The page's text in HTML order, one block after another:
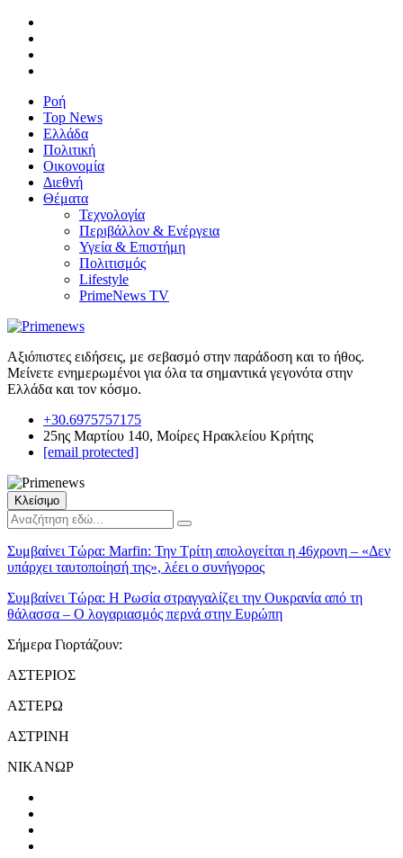
Ροή
Top News
Ελλάδα
Πολιτική
Οικονομία
Διεθνή
Θέματα
Τεχνολογία
Περιβάλλον & Ενέργεια
Υγεία & Επιστήμη
Πολιτισμός
Lifestyle
PrimeNews TV
Αξιόπιστες ειδήσεις, με σεβασμό στην παράδοση και το ήθος.
Μείνετε ενημερωμένοι για όλα τα σημαντικά γεγονότα στην
Ελλάδα και τον κόσμο.
+30.6975757175
25ης Μαρτίου 140, Μοίρες Ηρακλείου Κρήτης
[email protected]
Κλείσιμο
Συμβαίνει Τώρα: Marfin: Την Τρίτη απολογείται η 46χρονη – «Δεν
υπάρχει ταυτοποίησή της», λέει ο συνήγορος
Συμβαίνει Τώρα: Η Ρωσία στραγγαλίζει την Ουκρανία από τη
θάλασσα – Ο λογαριασμός περνά στην Ευρώπη
Σήμερα Γιορτάζουν:
ΑΣΤΕΡΙΟΣ
ΑΣΤΕΡΩ
ΑΣΤΡΙΝΗ
ΝΙΚΑΝΩΡ